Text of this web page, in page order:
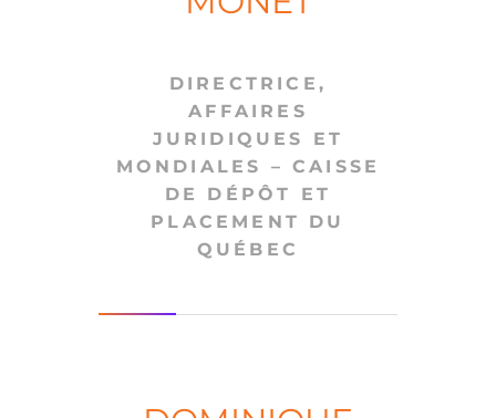
DIRECTRICE,
AFFAIRES
JURIDIQUES ET
MONDIALES – CAISSE
DE DÉPÔT ET
PLACEMENT DU
QUÉBEC